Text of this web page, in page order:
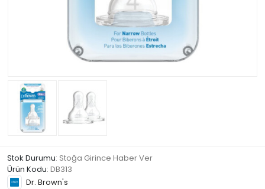
Stok Durumu: Stoğa Girince Haber Ver
Ürün Kodu: DB313
Dr. Brown's